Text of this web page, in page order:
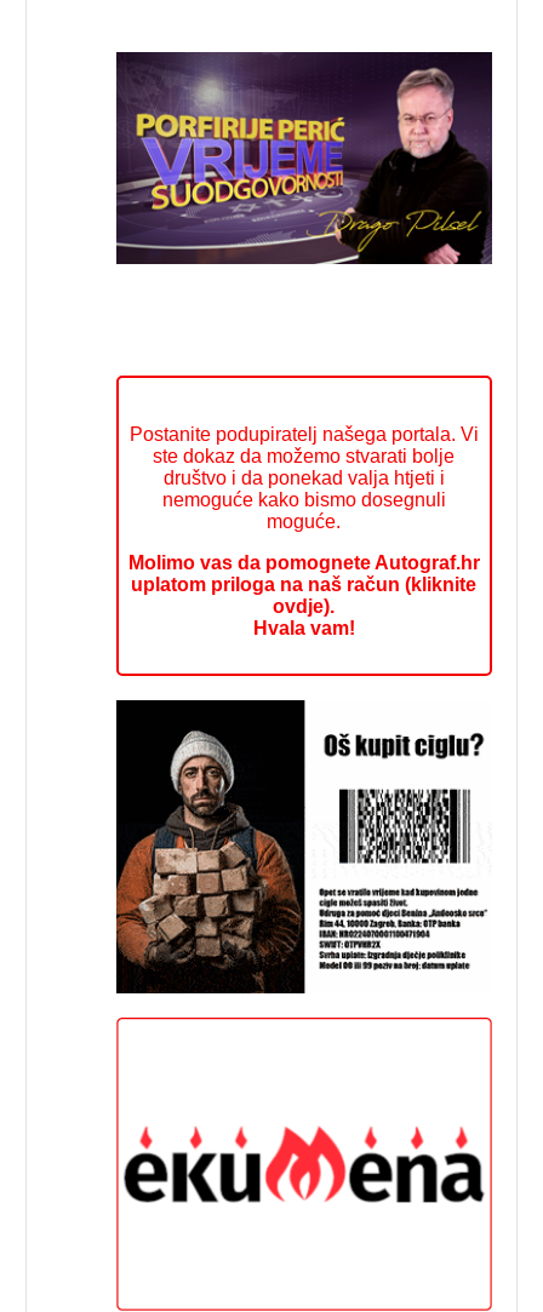
Postanite podupiratelj našega portala. Vi
ste dokaz da možemo stvarati bolje
društvo i da ponekad valja htjeti i
nemoguće kako bismo dosegnuli
moguće.
Molimo vas da pomognete Autograf.hr
uplatom priloga na naš račun (kliknite
ovdje).
Hvala vam!